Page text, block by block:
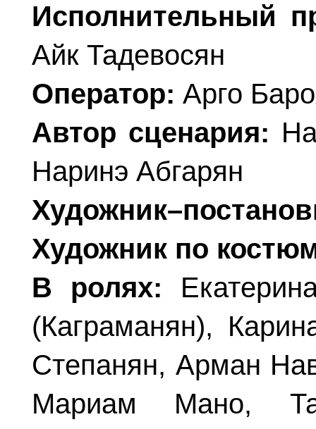
Исполнительный
Айк Тадевосян
Оператор: Арго
Автор сценария:
Наринэ Абгарян
Художник по
В ролях:
(Каграманян),
Степанян, Арман
Мариам Мано,